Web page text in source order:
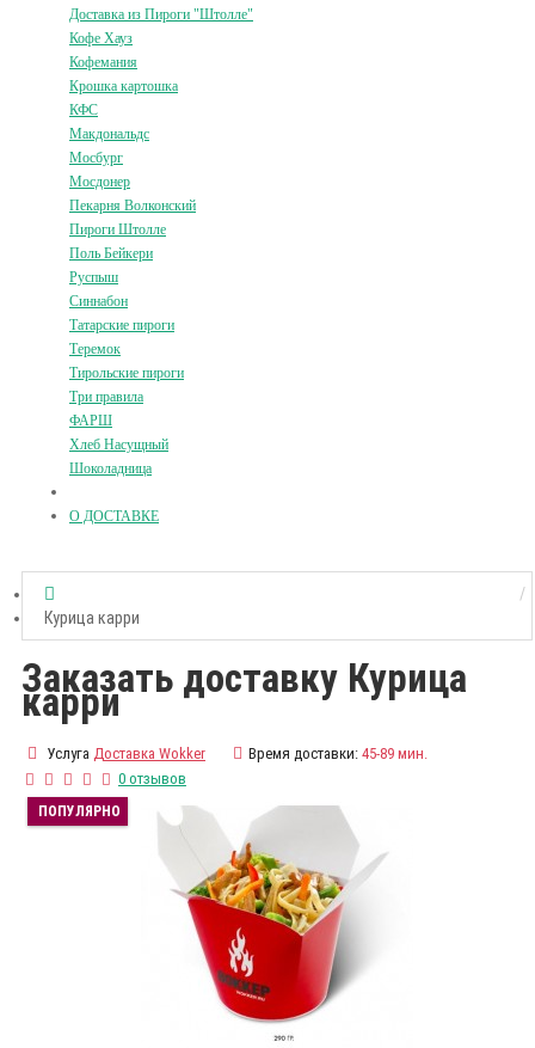
Доставка из Пироги "Штолле"
Кофе Хауз
Кофемания
Крошка картошка
КФС
Макдональдс
Мосбург
Мосдонер
Пекарня Волконский
Пироги Штолле
Поль Бейкери
Руспыш
Синнабон
Татарские пироги
Теремок
Тирольские пироги
Три правила
ФАРШ
Хлеб Насущный
Шоколадница
О ДОСТАВКЕ
Курица карри
Заказать доставку Курица
карри
Услуга Доставка Wokker Время доставки: 45-89 мин.
0 отзывов
ПОПУЛЯРНО